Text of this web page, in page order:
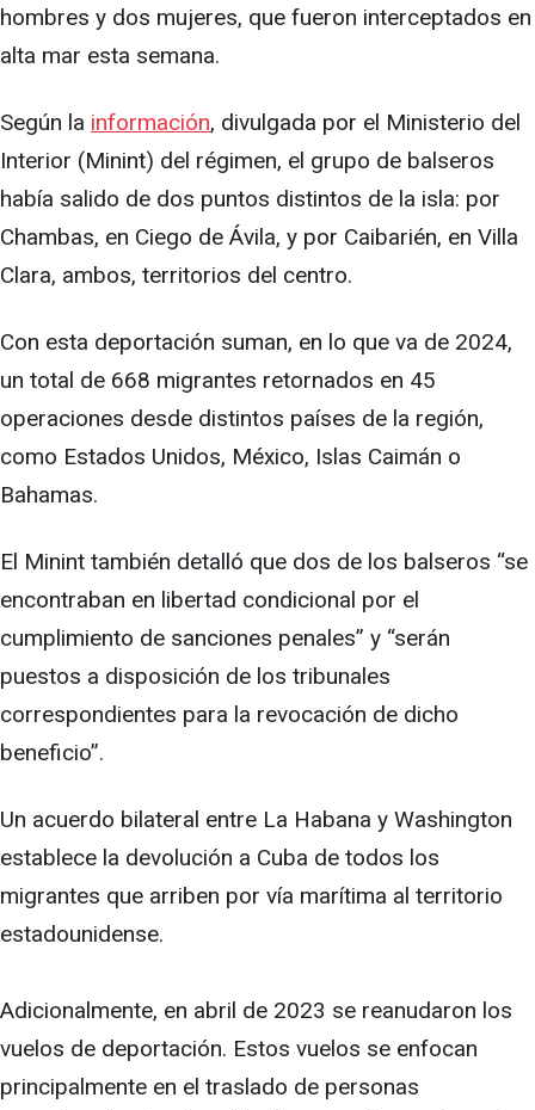
hombres y dos mujeres, que fueron interceptados en
alta mar esta semana.
Según la información, divulgada por el Ministerio del
Interior (Minint) del régimen, el grupo de balseros
había salido de dos puntos distintos de la isla: por
Chambas, en Ciego de Ávila, y por Caibarién, en Villa
Clara, ambos, territorios del centro.
Con esta deportación suman, en lo que va de 2024,
un total de 668 migrantes retornados en 45
operaciones desde distintos países de la región,
como Estados Unidos, México, Islas Caimán o
Bahamas.
El Minint también detalló que dos de los balseros “se
encontraban en libertad condicional por el
cumplimiento de sanciones penales” y “serán
puestos a disposición de los tribunales
correspondientes para la revocación de dicho
beneficio”.
Un acuerdo bilateral entre La Habana y Washington
establece la devolución a Cuba de todos los
migrantes que arriben por vía marítima al territorio
estadounidense.
Adicionalmente, en abril de 2023 se reanudaron los
vuelos de deportación. Estos vuelos se enfocan
principalmente en el traslado de personas